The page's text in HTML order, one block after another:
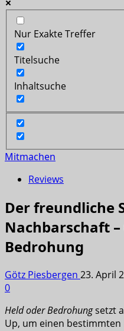
Nur Exakte Treffer
Titelsuche
Inhaltsuche
Mitmachen
Reviews
Der freundliche
Nachbarschaft –
Bedrohung
Götz Piesbergen 23. April
0
Held oder Bedrohungsetzt
Up, um einen bestimmten